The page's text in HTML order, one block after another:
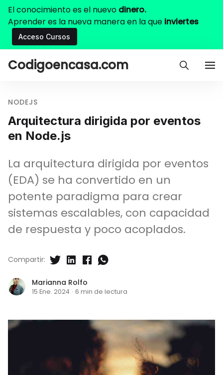
El conocimiento es el nuevo dinero.
Aprender es la nueva manera en la que inviertes
Acceso Cursos
Codigoencasa.com
NODEJS
Arquitectura dirigida por eventos
en Node.js
La arquitectura dirigida por eventos
(EDA) se ha convertido en un
potente paradigma para crear
sistemas escalables, con capacidad
de respuesta y poco acoplados.
Marianna Rolfo
15 Ene. 2024 · 6 min de lectura
Compartir: